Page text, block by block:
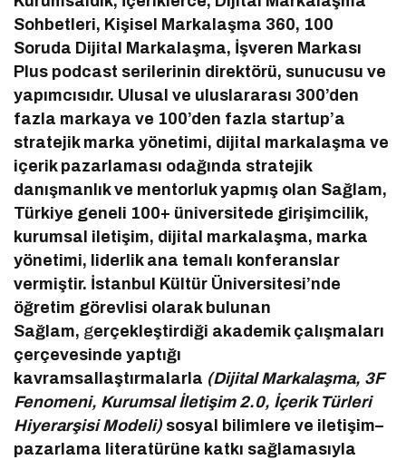
Sohbetleri, Kişisel Markalaşma 360, 100
Soruda Dijital Markalaşma, İşveren Markası
Plus podcast serilerinin direktörü, sunucusu ve
yapımcısıdır. Ulusal ve uluslararası 300’den
fazla markaya ve 100’den fazla startup’a
stratejik marka yönetimi, dijital markalaşma ve
içerik pazarlaması odağında stratejik
danışmanlık ve mentorluk yapmış olan Sağlam,
Türkiye geneli 100+ üniversitede girişimcilik,
kurumsal iletişim, dijital markalaşma, marka
yönetimi, liderlik ana temalı konferanslar
vermiştir. İstanbul Kültür Üniversitesi’nde
öğretim görevlisi olarak bulunan
Sağlam, gerçekleştirdiği a kademik çalışmaları
çerçevesinde yaptığı
kavramsallaştırmalarla (Dijital Markalaşma, 3F
Fenomeni, Kurumsal İletişim 2.0, İçerik Türleri
Hiyerarşisi Modeli) sosyal bilimlere ve iletişim–
pazarlama literatürüne katkı sağlamasıyla